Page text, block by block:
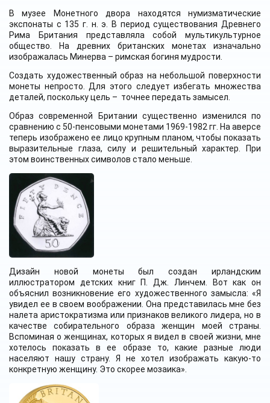
В музее Монетного двора находятся нумизматические
экспонаты с 135 г. н. э. В период существования Древнего
Рима Британия представляла собой мультикультурное
общество. На древних британских монетах изначально
изображалась Минерва – римская богиня мудрости.
Создать художественный образ на небольшой поверхности
монеты непросто. Для этого следует избегать множества
деталей, поскольку цель – точнее передать замысел.
Образ современной Британии существенно изменился по
сравнению с 50-пенсовыми монетами 1969-1982 гг. На аверсе
теперь изображено ее лицо крупным планом, чтобы показать
выразительные глаза, силу и решительный характер. При
этом воинственных символов стало меньше.
Дизайн новой монеты был создан ирландским
иллюстратором детских книг П. Дж. Линчем. Вот как он
объяснил возникновение его художественного замысла: «Я
увидел ее в своем воображении. Она представилась мне без
налета аристократизма или признаков великого лидера, но в
качестве собирательного образа женщин моей страны.
Вспоминая о женщинах, которых я видел в своей жизни, мне
хотелось показать в ее образе то, какие разные люди
населяют нашу страну. Я не хотел изображать какую-то
конкретную женщину. Это скорее мозаика».